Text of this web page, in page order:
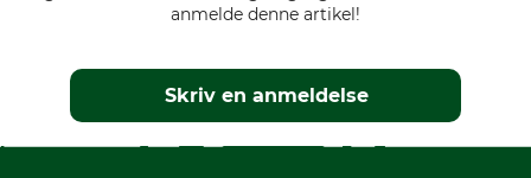
anmelde denne artikel!
Skriv en anmeldelse